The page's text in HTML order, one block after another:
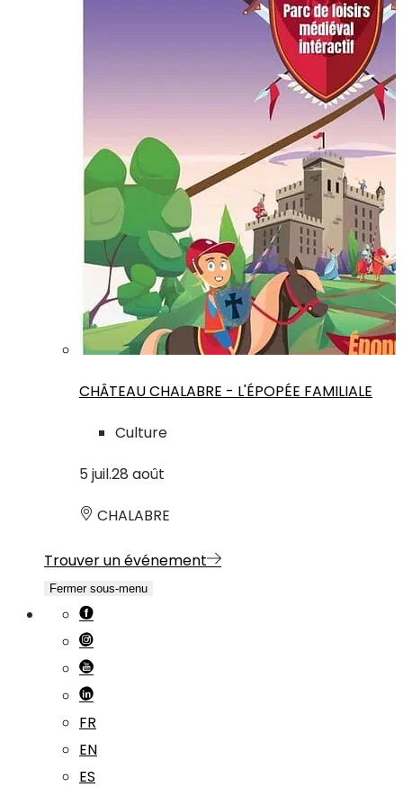
CHÂTEAU CHALABRE - L'ÉPOPÉE FAMILIALE
Culture
5 juil.28 août
CHALABRE
Trouver un événement
Fermer sous-menu
FR
EN
ES